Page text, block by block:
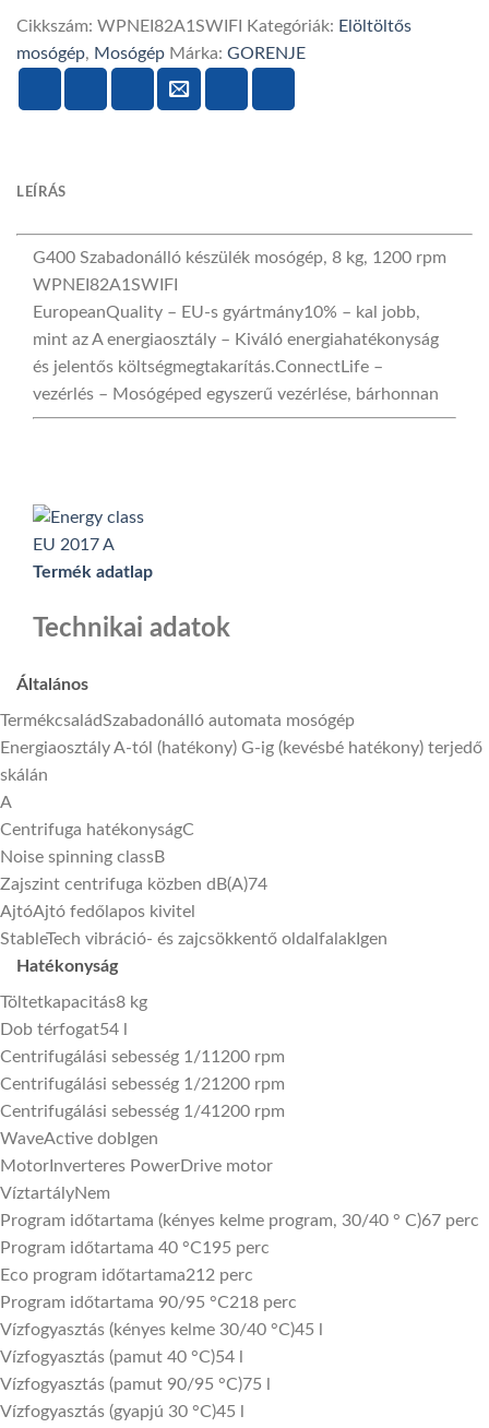
1200
mennyiség
Cikkszám: WPNEI82A1SWIFI Kategóriák: Elöltöltős
mosógép, Mosógép Márka: GORENJE
LEÍRÁS
G400 Szabadonálló készülék mosógép, 8 kg, 1200 rpm
WPNEI82A1SWIFI
EuropeanQuality – EU-s gyártmány10% – kal jobb,
mint az A energiaosztály – Kiváló energiahatékonyság
és jelentős költségmegtakarítás.ConnectLife –
vezérlés – Mosógéped egyszerű vezérlése, bárhonnan
Termék adatlap
Technikai adatok
Általános
TermékcsaládSzabadonálló automata mosógép
Energiaosztály A-tól (hatékony) G-ig (kevésbé hatékony) terjedő
skálán
A
Centrifuga hatékonyságC
Noise spinning classB
Zajszint centrifuga közben dB(A)74
AjtóAjtó fedőlapos kivitel
StableTech vibráció- és zajcsökkentő oldalfalak Igen
Hatékonyság
Töltetkapacitás8 kg
Dob térfogat54 l
Centrifugálási sebesség 1/1 1200 rpm
Centrifugálási sebesség 1/21200 rpm
Centrifugálási sebesség 1/41200 rpm
WaveActive dob Igen
Motor Inverteres PowerDrive motor
VíztartályNem
Program időtartama (kényes kelme program, 30/40 ° C)67 perc
Program időtartama 40 °C195 perc
Eco program időtartama212 perc
Program időtartama 90/95 °C218 perc
Vízfogyasztás (kényes kelme 30/40 °C)45 l
Vízfogyasztás (pamut 40 °C)54 l
Vízfogyasztás (pamut 90/95 °C)75 l
Vízfogyasztás (gyapjú 30 °C)45 l